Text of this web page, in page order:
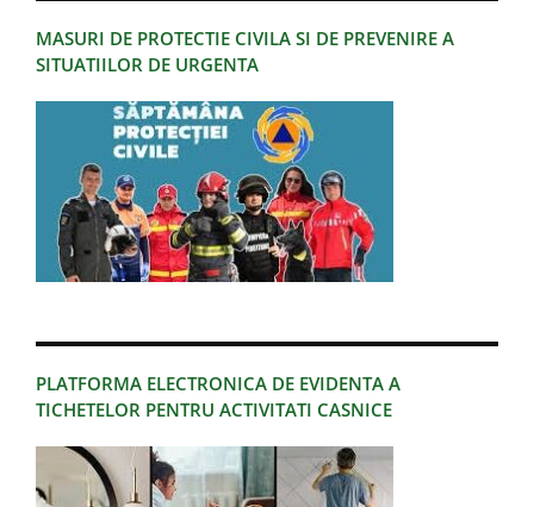
MASURI DE PROTECTIE CIVILA SI DE PREVENIRE A
SITUATIILOR DE URGENTA
PLATFORMA ELECTRONICA DE EVIDENTA A
TICHETELOR PENTRU ACTIVITATI CASNICE